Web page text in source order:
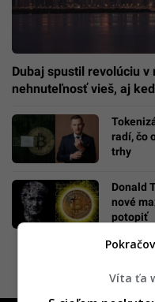
Dubaj spustil revolúciu
nehnuteľnosť vieš, aj
radí, čo
trhy
Donald
nové
potopiť
Víta ťa